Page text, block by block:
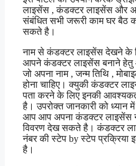
लाइसेंस , कंडक्टर लाइसेंस और
संबंधित सभी जरूरी काम घर बैठ
सकते है।
नाम से कंडक्टर लाइसेंस देखने के
आपने कंडक्टर लाइसेंस बनाने
जो अपना नाम , जन्म तिथि ,
होना चाहिए। क्युकी कंडक्टर
पता करने के लिए इनकी
है। उपरोक्त जानकारी को ध्यान
आप आप अपना कंडक्टर लाइसेंस
विवरण देख सकते है। कंडक्टर
नंबर की स्टेप by स्टेप प्रक्रिया
है।